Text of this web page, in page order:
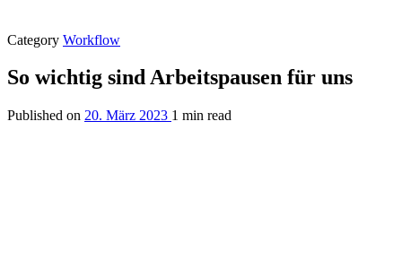
Category Workflow
So wichtig sind Arbeitspausen für uns
Published on 20. März 2023 1 min read